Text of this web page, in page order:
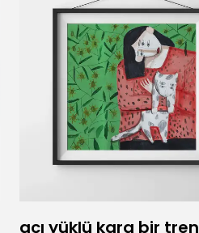
acı yüklü kara bir tren